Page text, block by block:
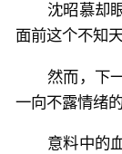
沈昭慕却
面前这个不知
然而，下
一向不露情绪
意料中的